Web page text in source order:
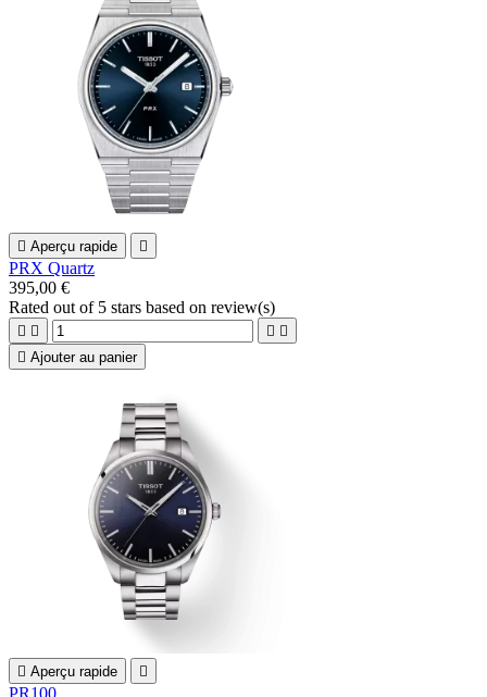
 Aperçu rapide 
PRX Quartz
395,00 €
Rated out of 5 stars based on review(s)
   
 Ajouter au panier
 Aperçu rapide 